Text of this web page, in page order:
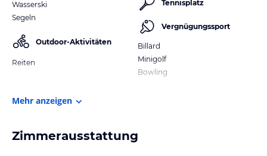
Wasserski
Segeln
Outdoor-Aktivitäten
Reiten
Tennisplatz
Vergnügungssport
Billard
Minigolf
Bowling
Mehr anzeigen
Zimmerausstattung